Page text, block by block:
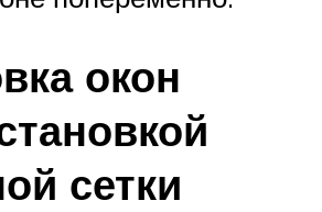
окон
сетки